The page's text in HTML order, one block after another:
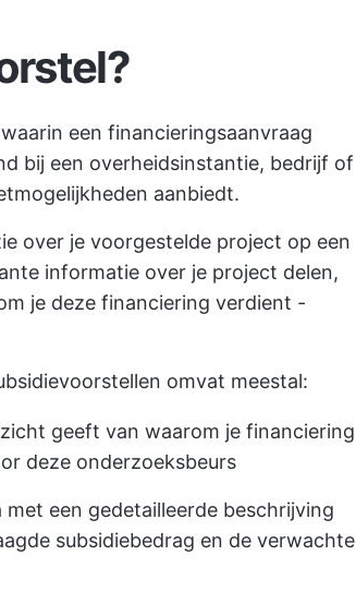
een financieringsaanvraag
bij een overheidsinstantie, bedrijf of
aanbiedt.
over je voorgestelde project op een
informatie over je project delen,
je deze financiering verdient -
omvat meestal:
geeft van waarom je financiering
deze onderzoeksbeurs
met een gedetailleerde beschrijving
subsidiebedrag en de verwachte